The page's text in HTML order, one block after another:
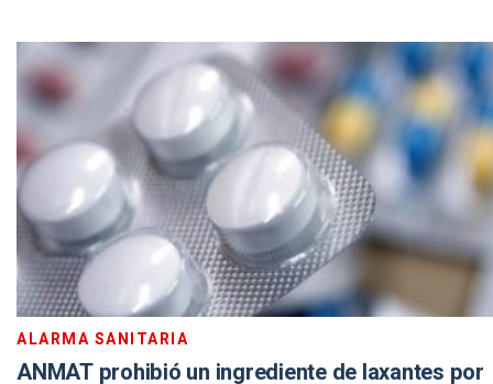
ALARMA SANITARIA
ANMAT prohibió un ingrediente de laxantes por